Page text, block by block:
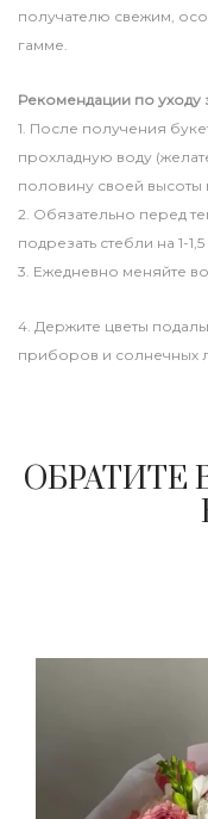
получателю свежим,
гамме.
Рекомендации по уходу
1. После получения
прохладную воду
половину своей высоты
2. Обязательно перед
подрезать стебли на 1-
3. Ежедневно меняйте
4. Держите цветы
приборов и солнечных
ОБРАТИТЕ